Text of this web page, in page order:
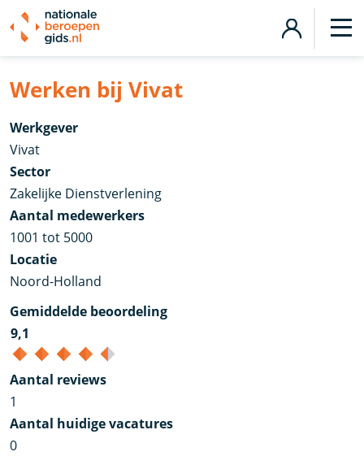
Werken bij Vivat
Werkgever
Vivat
Sector
Zakelijke Dienstverlening
Aantal medewerkers
1001 tot 5000
Locatie
Noord-Holland
Gemiddelde beoordeling
9,1
Aantal reviews
1
Aantal huidige vacatures
0